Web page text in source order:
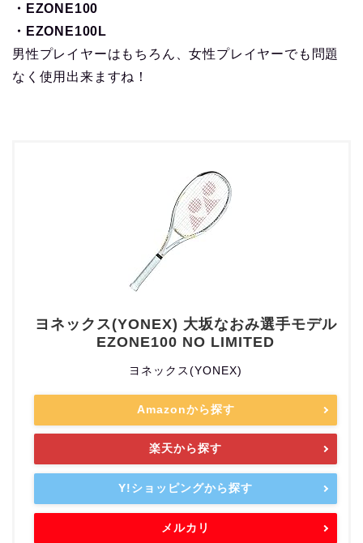
・EZONE100
・EZONE100L
男性プレイヤーはもちろん、女性プレイヤーでも問題
なく使用出来ますね！
ヨネックス(YONEX) 大坂なおみ選手モデル
EZONE100 NO LIMITED
ヨネックス(YONEX)
Amazonから探す
楽天から探す
Y!ショッピングから探す
メルカリ